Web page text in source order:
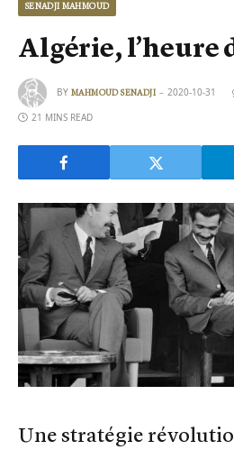
SENADJI MAHMOUD
Algérie, l’heure
BY MAHMOUD SENADJI 2020-10-31
21 MINS READ
Une stratégie